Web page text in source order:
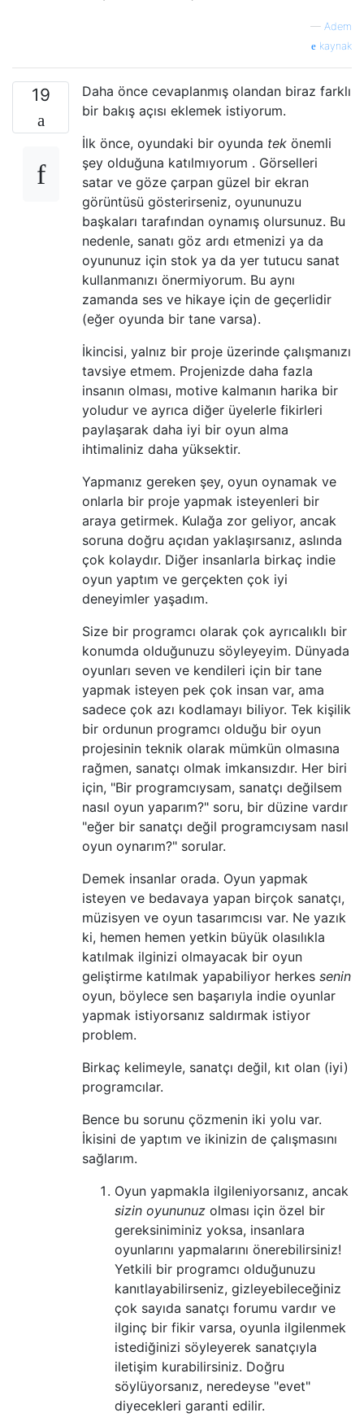
— Adem
kaynak
19
Daha önce cevaplanmış olandan biraz farklı
bir bakış açısı eklemek istiyorum.
İlk önce, oyundaki bir oyunda tek önemli
şey olduğuna katılmıyorum . Görselleri
satar ve göze çarpan güzel bir ekran
görüntüsü gösterirseniz, oyununuzu
başkaları tarafından oynamış olursunuz. Bu
nedenle, sanatı göz ardı etmenizi ya da
oyununuz için stok ya da yer tutucu sanat
kullanmanızı önermiyorum. Bu aynı
zamanda ses ve hikaye için de geçerlidir
(eğer oyunda bir tane varsa).
İkincisi, yalnız bir proje üzerinde çalışmanızı
tavsiye etmem. Projenizde daha fazla
insanın olması, motive kalmanın harika bir
yoludur ve ayrıca diğer üyelerle fikirleri
paylaşarak daha iyi bir oyun alma
ihtimaliniz daha yüksektir.
Yapmanız gereken şey, oyun oynamak ve
onlarla bir proje yapmak isteyenleri bir
araya getirmek. Kulağa zor geliyor, ancak
soruna doğru açıdan yaklaşırsanız, aslında
çok kolaydır. Diğer insanlarla birkaç indie
oyun yaptım ve gerçekten çok iyi
deneyimler yaşadım.
Size bir programcı olarak çok ayrıcalıklı bir
konumda olduğunuzu söyleyeyim. Dünyada
oyunları seven ve kendileri için bir tane
yapmak isteyen pek çok insan var, ama
sadece çok azı kodlamayı biliyor. Tek kişilik
bir ordunun programcı olduğu bir oyun
projesinin teknik olarak mümkün olmasına
rağmen, sanatçı olmak imkansızdır. Her biri
için, "Bir programcıysam, sanatçı değilsem
nasıl oyun yaparım?" soru, bir düzine vardır
"eğer bir sanatçı değil programcıysam nasıl
oyun oynarım?" sorular.
Demek insanlar orada. Oyun yapmak
isteyen ve bedavaya yapan birçok sanatçı,
müzisyen ve oyun tasarımcısı var. Ne yazık
ki, hemen hemen yetkin büyük olasılıkla
katılmak ilginizi olmayacak bir oyun
geliştirme katılmak yapabiliyor herkes senin
oyun, böylece sen başarıyla indie oyunlar
yapmak istiyorsanız saldırmak istiyor
problem.
Birkaç kelimeyle, sanatçı değil, kıt olan (iyi)
programcılar.
Bence bu sorunu çözmenin iki yolu var.
İkisini de yaptım ve ikinizin de çalışmasını
sağlarım.
Oyun yapmakla ilgileniyorsanız, ancak
sizin oyununuz olması için özel bir
gereksiniminiz yoksa, insanlara
oyunlarını yapmalarını önerebilirsiniz!
Yetkili bir programcı olduğunuzu
kanıtlayabilirseniz, gizleyebileceğiniz
çok sayıda sanatçı forumu vardır ve
ilginç bir fikir varsa, oyunla ilgilenmek
istediğinizi söyleyerek sanatçıyla
iletişim kurabilirsiniz. Doğru
söylüyorsanız, neredeyse "evet"
diyecekleri garanti edilir.